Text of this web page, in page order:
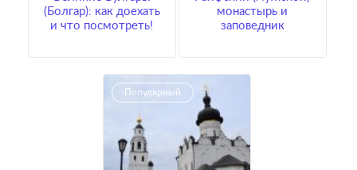
(Болгар): как доехать
и что посмотреть!
монастырь и
заповедник
Популярный